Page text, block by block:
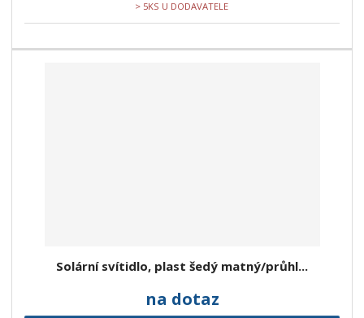
> 5KS U DODAVATELE
Solární svítidlo, plast šedý matný/průhl...
na dotaz